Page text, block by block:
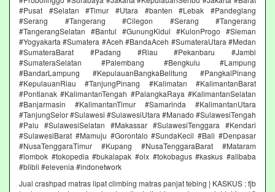
#Pusat #Selatan #Timur #Utara #banten #Lebak #Pandeglang
#Serang #Tangerang #Cilegon #Serang #Tangerang
#TangerangSelatan #Bantul #GunungKidul #KulonProgo #Sleman
#Yogyakarta #Sumatera #Aceh #BandaAceh #SumateraUtara #Medan
#SumateraBarat #Padang #Riau #Pekanbaru #Jambi
#SumateraSelatan #Palembang #Bengkulu #Lampung
#BandarLampung #KepulauanBangkaBelitung #PangkalPinang
#KepulauanRiau #TanjungPinang #Kalimatan #KalimantanBarat
#Pontianak #KalimantanTengah #PalangkaRaya #KalimantanSelatan
#Banjarmasin #KalimantanTimur #Samarinda #KalimantanUtara
#TanjungSelor #Sulawesi #SulawesiUtara #Manado #SulawesiTengah
#Palu #SulawesiSelatan #Makassar #SulawesiTenggara #Kendari
#SulawesiBarat #Mamuju #Gorontalo #SundaKecil #Bali #Denpasar
#NusaTenggaraTimur #Kupang #NusaTenggaraBarat #Mataram
#lombok #tokopedia #bukalapak #olx #tokobagus #kaskus #alibaba
#blibli #elevenia #indonetwork
Jual crashpad matras lipat climbing matras panjat tebing | KASKUS : fjb